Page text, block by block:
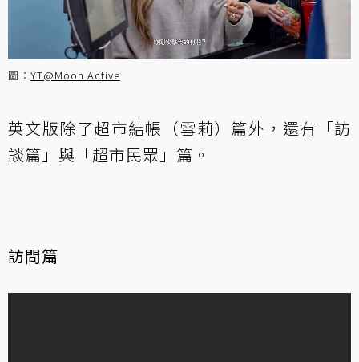
圖： YT@Moon Active
英文版除了超市結帳（雪莉）篇外，還有「訪
談篇」與「超市民眾」篇。
訪問篇